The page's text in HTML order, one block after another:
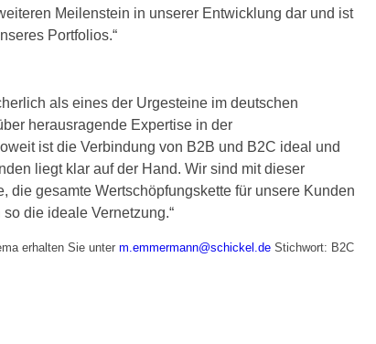
Meilenstein in unserer Entwicklung dar und ist
Portfolios.“
als eines der Urgesteine im deutschen
herausragende Expertise in der
ist die Verbindung von B2B und B2C ideal und
liegt klar auf der Hand. Wir sind mit dieser
die gesamte Wertschöpfungskette für unsere Kunden
die ideale Vernetzung.“
erhalten Sie unter m.emmermann@schickel.de Stichwort: B2C